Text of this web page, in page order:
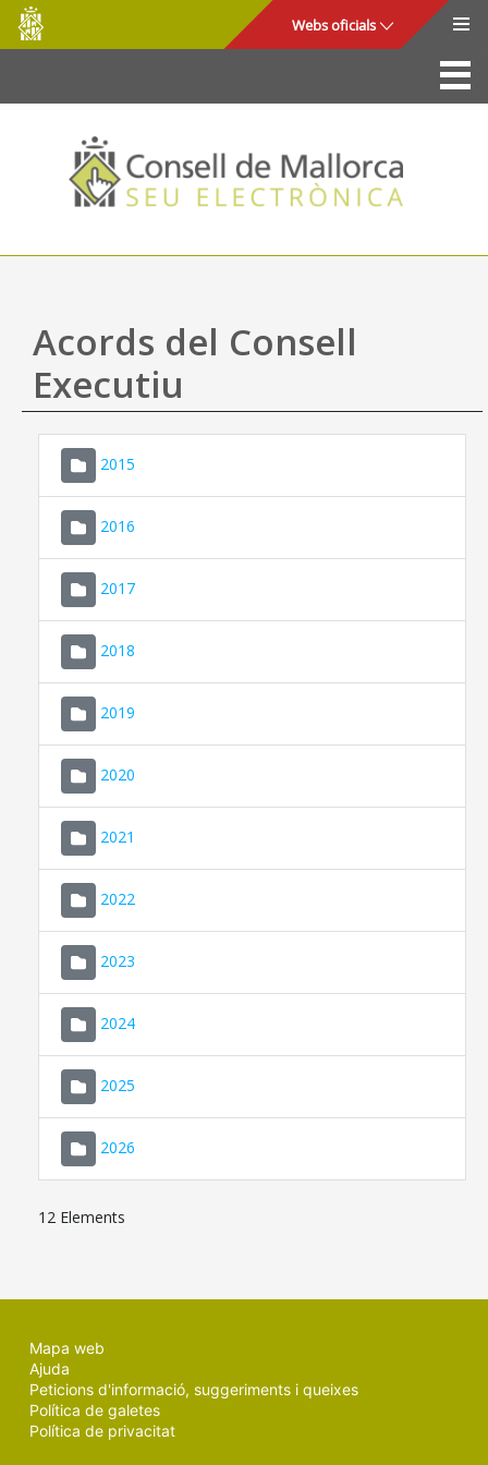
Salta al contingut principal
Consell
de
Mallorca
Webs oficials
La Seu
Consell de Mallorca
Accés i seguretat
Utilitats
Ajuda
Acords del Consell
Executiu
2015
2016
2017
2018
2019
2020
2021
2022
2023
2024
2025
2026
12 Elements
Mapa web
Ajuda
Peticions d'informació, suggeriments i queixes
Política de galetes
Política de privacitat